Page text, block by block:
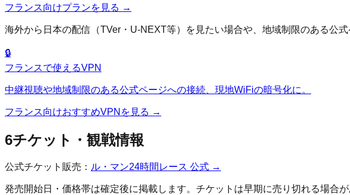
フランス向けプランを見る →
海外から日本の配信（TVer・U-NEXT等）を見たい場合や、地域制限のある公
🔒
フランスで使えるVPN
中継視聴や地域制限のある公式ページへの接続、現地WiFiの暗号化に。
フランス向けおすすめVPNを見る →
6チケット・観戦情報
公式チケット販売： ル・マン24時間レース 公式 →
発売開始日・価格帯は確定後に掲載します。チケットは早期に売り切れる場合